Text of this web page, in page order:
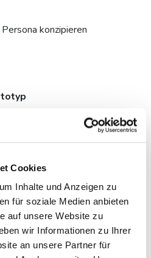
Cookies
Inhalte und Anzeigen zu
für soziale Medien anbieten
auf unsere Website zu
wir Informationen zu Ihrer
an unsere Partner für
konzipieren
Pitches